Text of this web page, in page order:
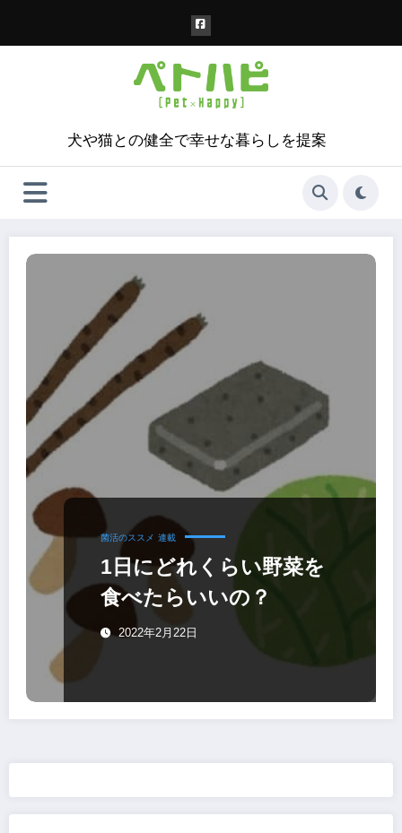
犬や猫との健全で幸せな暮らしを提案
菌活のススメ 連載
1日にどれくらい野菜を
食べたらいいの？
2022年2月22日